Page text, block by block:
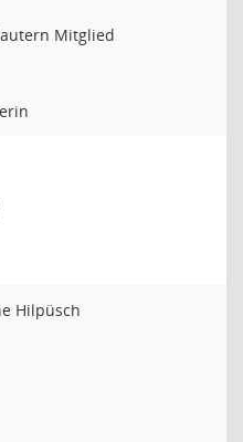
Mitglied
Hilpüsch